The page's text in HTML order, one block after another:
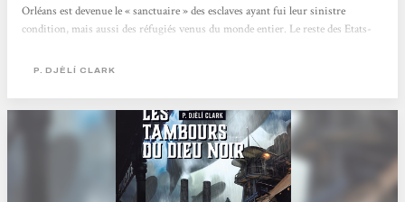
Orléans est devenue le « sanctuaire » des esclaves ayant fui leur sinistre
condition, mais aussi des réfugiés venus du monde entier. Le reste des Etats-
Vrille », cajun pur jus, rêve d’embarquer dans les dirigeables géants qui
Napoléon se sont « cassées...
P. DJÈLÍ CLARK